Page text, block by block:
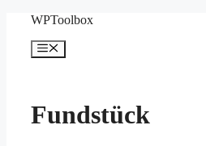
springen
WPToolbox
Menü
Fundstück